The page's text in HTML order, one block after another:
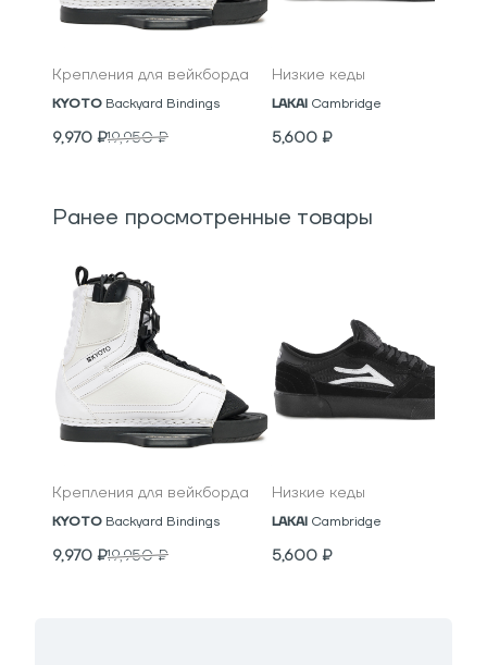
Крепления для вейкборда
KYOTO Backyard Bindings
9,970 ₽19,950₽
Низкие кеды
LAKAI Cambridge
5,600 ₽
Ранее просмотренные товары
Крепления для вейкборда
KYOTO Backyard Bindings
9,970 ₽19,950₽
Низкие кеды
LAKAI Cambridge
5,600 ₽